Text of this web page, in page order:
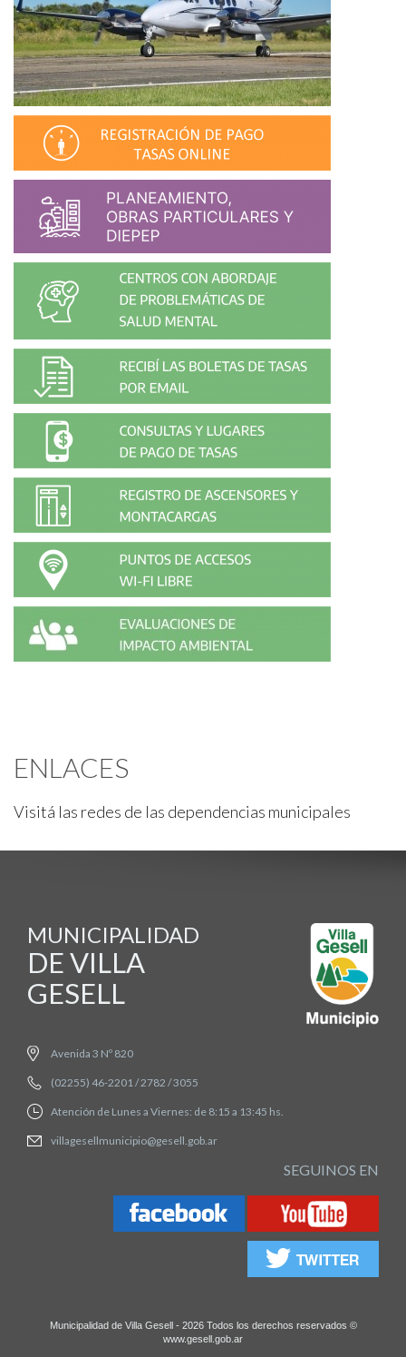
ENLACES
Visitá las redes de las dependencias municipales
MUNICIPALIDAD
DE VILLA
GESELL
Avenida 3 Nº 820
(02255) 46-2201 / 2782 / 3055
Atención de Lunes a Viernes: de 8:15 a 13:45 hs.
villagesellmunicipio@gesell.gob.ar
SEGUINOS EN
Municipalidad de Villa Gesell - 2026 Todos los derechos reservados ©
www.gesell.gob.ar